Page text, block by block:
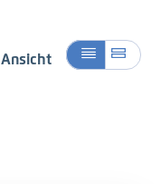
Ansicht